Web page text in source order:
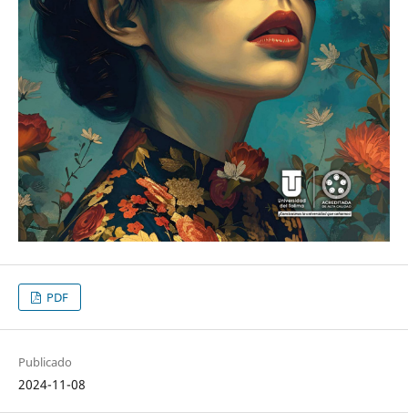
PDF
Publicado
2024-11-08